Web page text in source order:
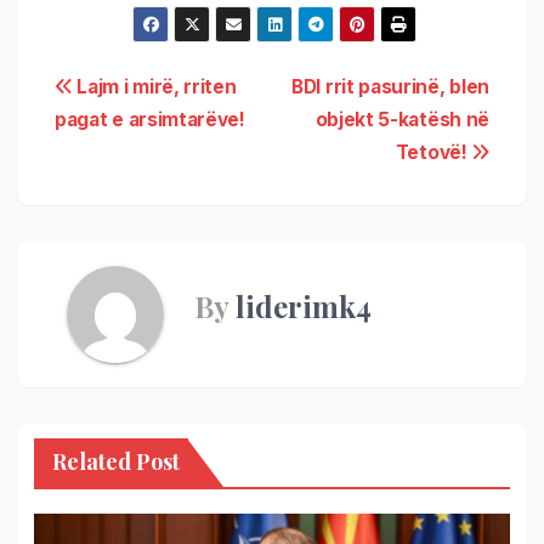
BDI rrit pasurinë, blen
objekt 5-katësh në
Tetovë!
Lajm i mirë, rriten
pagat e arsimtarëve!
Byliderimk4
Related Post